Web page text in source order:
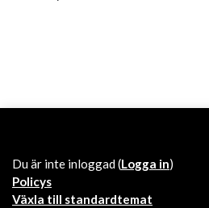
Du är inte inloggad (Logga in)
Policys
Växla till standardtemat